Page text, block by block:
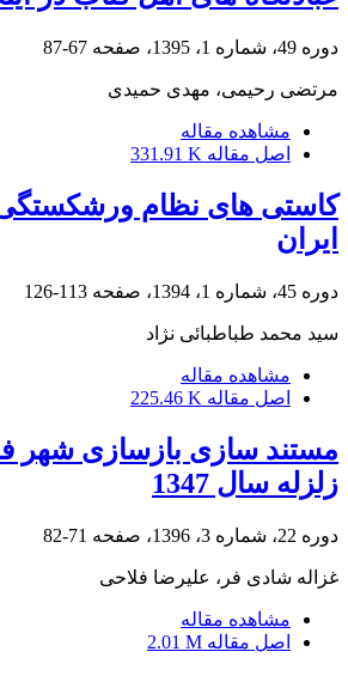
دوره 49، شماره 1، 1395، صفحه 67-87
مرتضی رحیمی، مهدی حمیدی
مشاهده مقاله
اصل مقاله 331.91 K
کاستی های نظام ورشکستگی
ایران
دوره 45، شماره 1، 1394، صفحه 113-126
سید محمد طباطبائی نژاد
مشاهده مقاله
اصل مقاله 225.46 K
مستند سازی بازسازی شهر
زلزله سال 1347
دوره 22، شماره 3، 1396، صفحه 71-82
غزاله شادی فر، علیرضا فلاحی
مشاهده مقاله
اصل مقاله 2.01 M